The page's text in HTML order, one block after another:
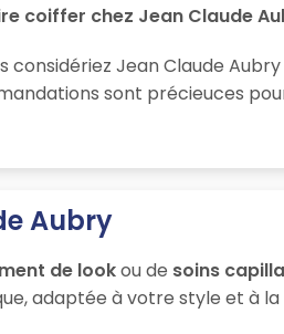
coiffer chez Jean Claude
considériez Jean Claude
sont précieuces
Aubry
de lookou de soins
adaptée à votre style et à